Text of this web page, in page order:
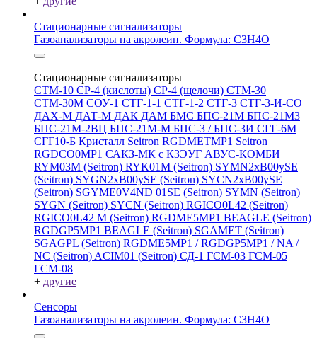
Стационарные сигнализаторы
Газоанализаторы на акролеин. Формула: C3H4O
Стационарные сигнализаторы
СТМ-10 СР-4 (кислоты) СР-4 (щелочи) СТМ-30
СТМ-30М СОУ-1 СТГ-1-1 СТГ-1-2 СТГ-3 СТГ-3-И-CO
ДАХ-М ДАТ-М ДАК ДАМ БМС БПС-21М БПС-21М3
БПС-21М-2ВЦ БПС-21М-М БПС-3 / БПС-3И СГГ-6М
СГГ10-Б Кристалл Seitron RGDMETMP1 Seitron
RGDCO0MP1 САКЗ-МК с КЗЭУГ АВУС-КОМБИ
RYM03M (Seitron) RYK01M (Seitron) SYMN2хB00ySE
(Seitron) SYGN2xB00ySE (Seitron) SYCN2xB00ySE
(Seitron) SGYME0V4ND 01SE (Seitron) SYMN (Seitron)
SYGN (Seitron) SYCN (Seitron) RGICO0L42 (Seitron)
RGICO0L42 M (Seitron) RGDME5MP1 BEAGLE (Seitron)
RGDGP5MP1 BEAGLE (Seitron) SGAMET (Seitron)
SGAGPL (Seitron) RGDME5MP1 / RGDGP5MP1 / NA /
NC (Seitron) ACIM01 (Seitron) СД-1 ГСМ-03 ГСМ-05
ГСМ-08
+ другие
Сенсоры
Газоанализаторы на акролеин. Формула: C3H4O